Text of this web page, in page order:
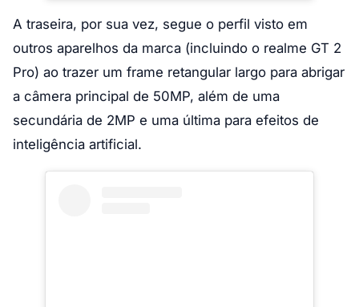
A traseira, por sua vez, segue o perfil visto em
outros aparelhos da marca (incluindo o realme GT 2
Pro) ao trazer um frame retangular largo para abrigar
a câmera principal de 50MP, além de uma
secundária de 2MP e uma última para efeitos de
inteligência artificial.